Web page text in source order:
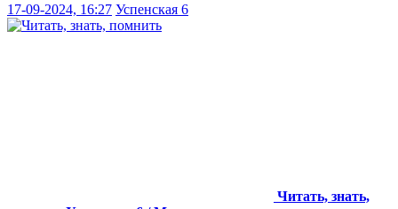
17-09-2024, 16:27 Успенская 6
Читать, знать,